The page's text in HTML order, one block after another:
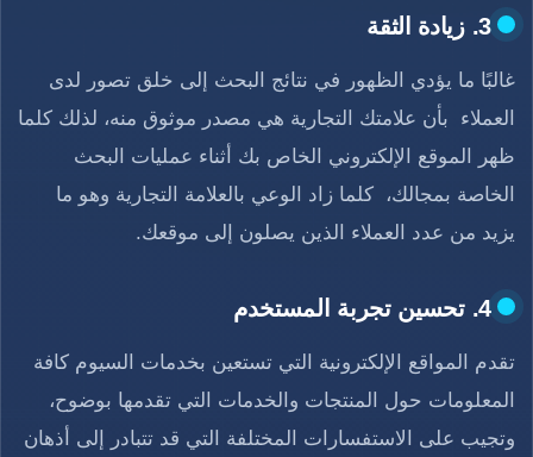
3. زيادة الثقة
غالبًا ما يؤدي الظهور في نتائج البحث إلى خلق تصور لدى
العملاء بأن علامتك التجارية هي مصدر موثوق منه، لذلك كلما
ظهر الموقع الإلكتروني الخاص بك أثناء عمليات البحث
الخاصة بمجالك، كلما زاد الوعي بالعلامة التجارية وهو ما
يزيد من عدد العملاء الذين يصلون إلى موقعك.
4. تحسين تجربة المستخدم
تقدم المواقع الإلكترونية التي تستعين بخدمات السيوم كافة
المعلومات حول المنتجات والخدمات التي تقدمها بوضوح،
وتجيب على الاستفسارات المختلفة التي قد تتبادر إلى أذهان